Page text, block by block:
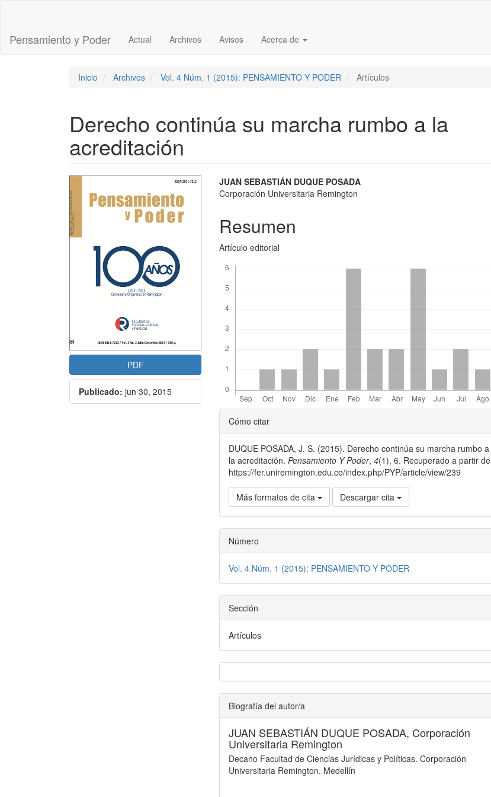
principal
Barra
Pensamiento y Poder Actual Archivos Avisos Acerca de
Inicio Archivos Vol. 4 Núm. 1 (2015): PENSAMIENTO Y PODER Artículos
Derecho continúa su marcha rumbo a la
acreditación
Barra
lateral
del
artículo
PDF
Publicado: jun 30, 2015
Contenido
principal
del
artículo
JUAN SEBASTIÁN DUQUE POSADA
Corporación Universitaria Remington
Resumen
Artículo editorial
Detalles
del
artículo
Cómo citar
DUQUE POSADA, J. S. (2015). Derecho continúa su marcha rumbo a
la acreditación.Pensamiento Y Poder,4(1), 6. Recuperado a partir de
https://fer.uniremington.edu.co/index.php/PYP/article/view/239
Más formatos de cita Descargar cita
Número
Vol. 4 Núm. 1 (2015): PENSAMIENTO Y PODER
Sección
Artículos
Biografía del autor/a
JUAN SEBASTIÁN DUQUE POSADA, Corporación
Universitaria Remington
Decano Facultad de Ciencias Jurídicas y Políticas. Corporación
Universitaria Remington. Medellín